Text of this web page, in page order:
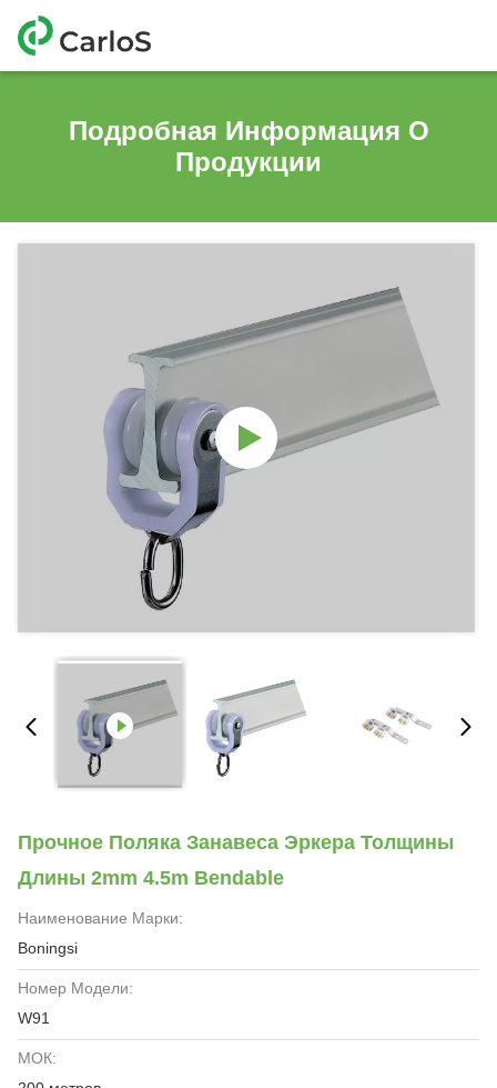
Подробная Информация О
Продукции
Прочное Поляка Занавеса Эркера Толщины
Длины 2mm 4.5m Bendable
Наименование Марки:
Boningsi
Номер Модели:
W91
МОК: